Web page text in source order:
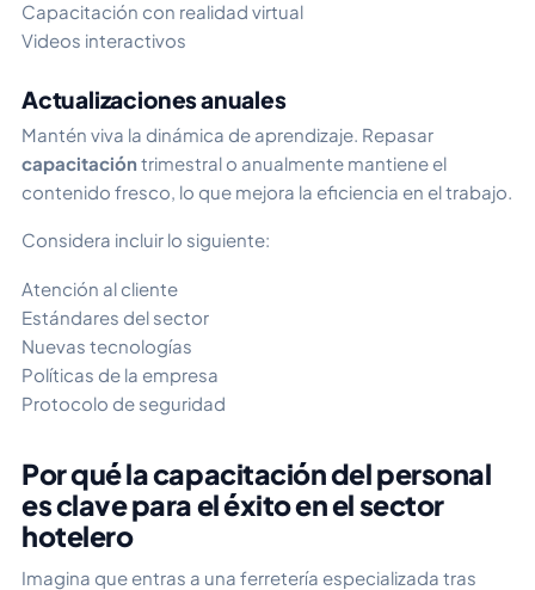
Capacitación con realidad virtual
Videos interactivos
Actualizaciones anuales
Mantén viva la dinámica de aprendizaje. Repasar
capacitación trimestral o anualmente mantiene el
contenido fresco, lo que mejora la eficiencia en el trabajo.
Considera incluir lo siguiente:
Atención al cliente
Estándares del sector
Nuevas tecnologías
Políticas de la empresa
Protocolo de seguridad
Por qué la capacitación del personal
es clave para el éxito en el sector
hotelero
Imagina que entras a una ferretería especializada tras